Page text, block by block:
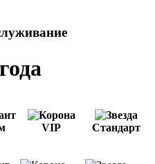
VIP Стандарт